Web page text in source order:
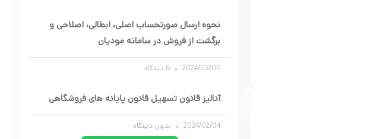
نحوه ارسال صورتحساب اصلی، ابطالی، اصلاحی و
برگشت از فروش در سامانه مودیان
2024/03/07 6 دیدگاه
آنالیز قانون تسهیل قانون پایانه های فروشگاهی
2024/02/04 بدون دیدگاه